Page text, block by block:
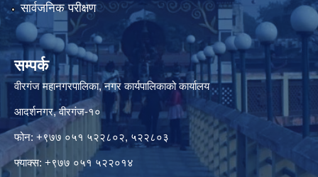
सार्वजनिक परीक्षण
सम्पर्क
वीरगंज महानगरपालिका, नगर कार्यपालिकाको कार्यालय
आदर्शनगर, वीरगंज-१०
फोन: +९७७ ०५१ ५२२८०२, ५२२८०३
फ्याक्स: +९७७ ०५१ ५२२०१४